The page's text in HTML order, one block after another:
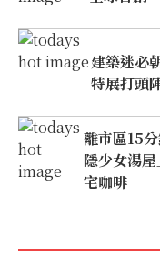
建築迷必
特展打頭
離市區15
隱少女湯
宅咖啡